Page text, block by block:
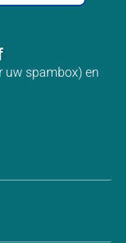
uw spambox) en